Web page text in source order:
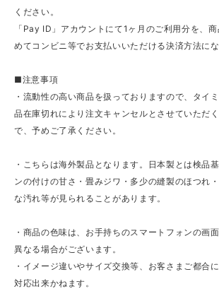
ください。
「Pay ID」アカウントにて1ヶ月のご利用分を、
めてコンビニ等でお支払いいただける決済方法にな
■注意事項
・流動性の高い商品を扱っておりますので、タイ
品在庫切れにより注文キャンセルとさせていただ
で、予めご了承ください。
・こちらは海外製品となります。日本製とは検品
ンの付けの甘さ・畳みジワ・多少の縫製のほつれ
な汚れ等が見られることがあります。
・商品の色味は、お手持ちのスマートフォンの画
異なる場合がございます。
・イメージ違いやサイズ交換等、お客さまご都合
対応出来かねます。